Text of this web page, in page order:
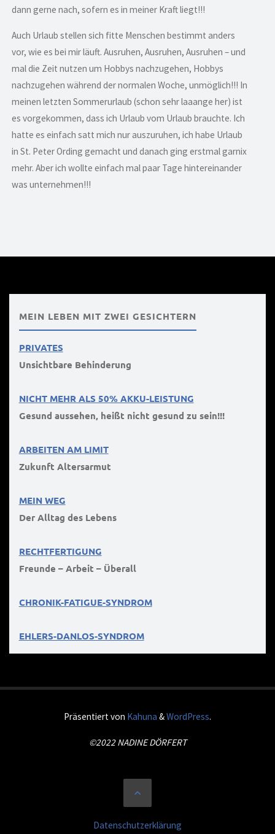
dann gerne nach, sofern es in meiner Kraft liegt!!!
Auch Urlaub stellen sich fitte Menschen bestimmt anders
vor, wie es bei mir läuft. Ausruhen, Ausruhen, Ausruhen – und
mal die Zeit nutzen um Hobbys nachzugehen, Hobbys
nachzugehen während der normalen Woche, unmöglich!!! In
meinen letzten Sommerurlaub (schon sehr laaange her) ist
es vorgekommen, dass ich Urlaub vom Urlaub brauchte. Ich
hatte es einfach satt mich nur auszuruhen, ich habe Urlaub
in St. Peter Ording gemacht und danach ging erstmal garnix
mehr. Aber ich wollte einfach mal paar Tage hintereinander
was unternehmen!!!
MEIN LEBEN MIT ZWEI GESICHTERN
PRIVATES
Unsichtbare Behinderung
NICHT MEHR ALS 50% AKKU-LEISTUNG
Gesund aussehen, heißt nicht gesund zu sein!!!
ARBEITEN AM LIMIT
Zukunft Altersarmut
MEIN WEG
Der Alltag des Lebens
RECHTFERTIGUNG
Freunde – Arbeit – Überall
CHRONIK-FATIGUE-SYNDROM
EHLERS-DANLOS-SYNDROM
Präsentiert von Kahuna &WordPress.
©2022 NADINE DÖRFERT
Datenschutzerklärung